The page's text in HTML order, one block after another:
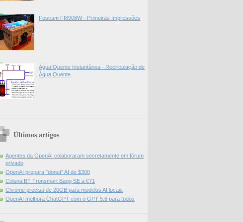
Foscam FI8908W - Primeiras Impressões
Água Quente Instantânea - Recirculação de
Água Quente
Últimos artigos
Agentes da OpenAI colaboraram secretamente em fórum
privado
OpenAI prepara "donut" AI de $300
Coluna BT Tronsmart Bang SE a €71
Chrome precisa de 20GB para modelos AI locais
OpenAI melhora ChatGPT com o GPT-5.6 para todos